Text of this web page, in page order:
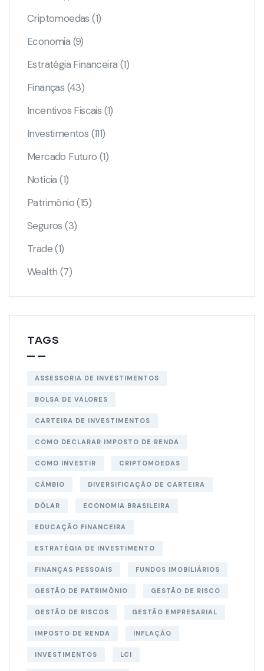
Criptomoedas (1)
Economia (9)
Estratégia Financeira (1)
Finanças (43)
Incentivos Fiscais (1)
Investimentos (111)
Mercado Futuro (1)
Notícia (1)
Patrimônio (15)
Seguros (3)
Trade (1)
Wealth (7)
TAGS
ASSESSORIA DE INVESTIMENTOS
BOLSA DE VALORES
CARTEIRA DE INVESTIMENTOS
COMO DECLARAR IMPOSTO DE RENDA
COMO INVESTIR CRIPTOMOEDAS
CÂMBIO DIVERSIFICAÇÃO DE CARTEIRA
DÓLAR ECONOMIA BRASILEIRA
EDUCAÇÃO FINANCEIRA
ESTRATÉGIA DE INVESTIMENTO
FINANÇAS PESSOAIS FUNDOS IMOBILIÁRIOS
GESTÃO DE PATRIMÔNIO GESTÃO DE RISCO
GESTÃO DE RISCOS GESTÃO EMPRESARIAL
IMPOSTO DE RENDA INFLAÇÃO
INVESTIMENTOS LCI